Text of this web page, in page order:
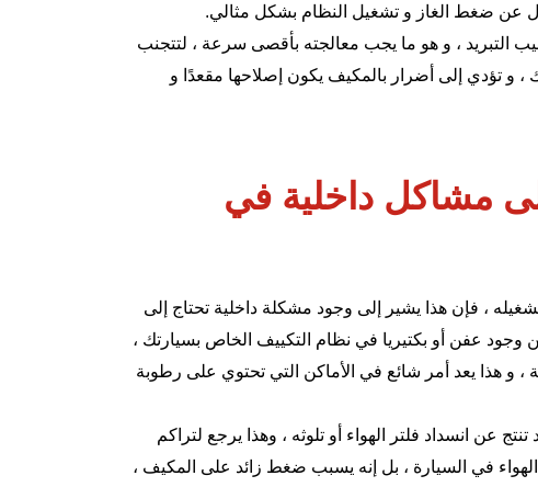
عن ضغط الغاز و تشغيل النظام بشكل مثالي.
التبريد ، و هو ما يجب معالجته بأقصى سرعة ، لتتجنب
، و تؤدي إلى أضرار بالمكيف يكون إصلاحها مقعدًا و
مشاكل داخلية في
، فإن هذا يشير إلى وجود مشكلة داخلية تحتاج إلى
وجود عفن أو بكتيريا في نظام التكييف الخاص بسيارتك ،
، و هذا يعد أمر شائع في الأماكن التي تحتوي على رطوبة
عن انسداد فلتر الهواء أو تلوثه ، وهذا يرجع لتراكم
الهواء في السيارة ، بل إنه يسبب ضغط زائد على المكيف ،